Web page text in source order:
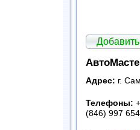
Адрес: г.
Телефоны:
(846) 997